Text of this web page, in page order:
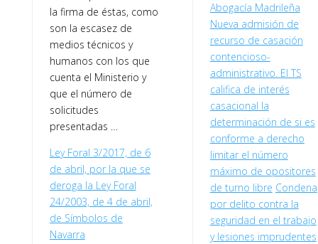
la firma de éstas, como
son la escasez de
medios técnicos y
humanos con los que
cuenta el Ministerio y
que el número de
solicitudes
presentadas …
Ley Foral 3/2017, de 6
de abril, por la que se
deroga la Ley Foral
24/2003, de 4 de abril,
de Símbolos de
Navarra
Abogacía Madrileña
Nueva admisión de
recurso de casación
contencioso-
administrativo. El TS
califica de interés
casacional la
determinación de si es
conforme a derecho
limitar el número
máximo de opositores
de turno libre Condena
por delito contra la
seguridad en el trabajo
y lesiones imprudentes